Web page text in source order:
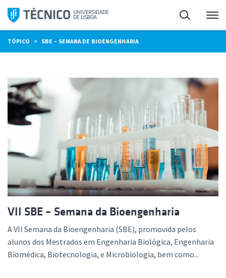
Saltar
para
o
conteúdo
Pesquisa
TÓPICO » SBE – SEMANA DE BIOENGENHARIA
VII SBE – Semana da Bioengenharia
A VII Semana da Bioengenharia (SBE), promovida pelos
alunos dos Mestrados em Engenharia Biológica, Engenharia
Biomédica, Biotecnologia, e Microbiologia, bem como...